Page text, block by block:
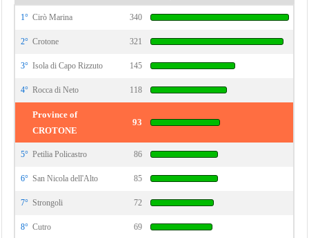
1° Cirò Marina 340
2° Crotone 321
3° Isola di Capo Rizzuto 145
4° Rocca di Neto 118
Province of
CROTONE
93
5° Petilia Policastro 86
6° San Nicola dell'Alto 85
7° Strongoli 72
8° Cutro 69